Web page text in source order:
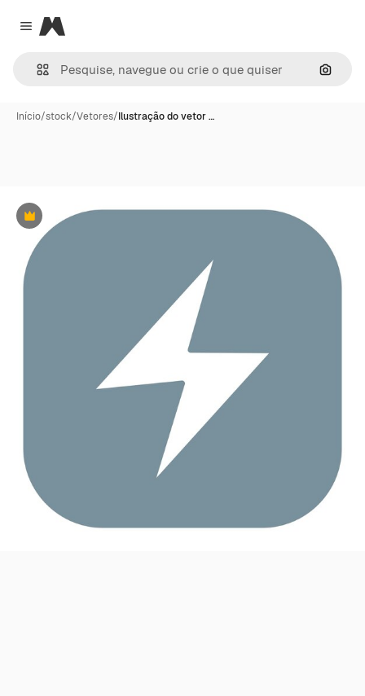
Close menu
Magnific
Início/stock/Vetores/Ilustração do vetor …
Premium